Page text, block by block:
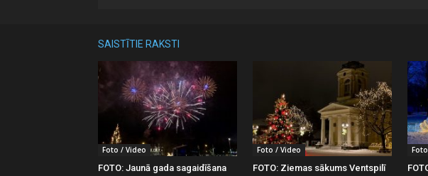
SAISTĪTIE RAKSTI
Foto / Video
FOTO: Jaunā gada sagaidīšana
Foto / Video
FOTO: Ziemas sākums Ventspilī